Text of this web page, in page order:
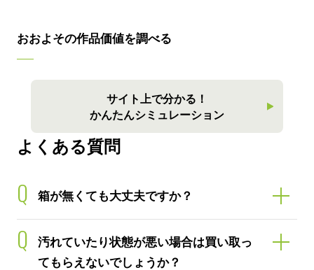
おおよその作品価値を調べる
サイト上で分かる！
かんたんシミュレーション
よくある質問
Q 箱が無くても大丈夫ですか？
Q
汚れていたり状態が悪い場合は買い取っ
てもらえないでしょうか？